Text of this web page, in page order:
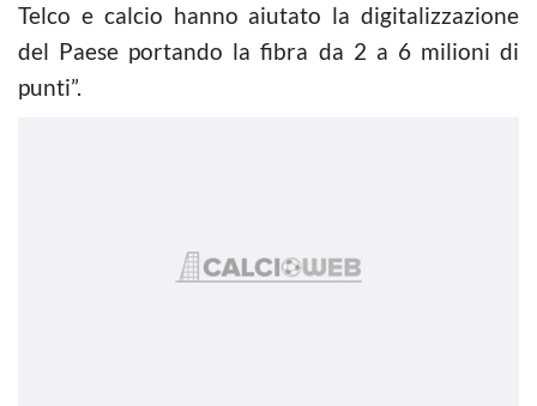
Telco e calcio hanno aiutato la digitalizzazione
del Paese portando la fibra da 2 a 6 milioni di
punti”.